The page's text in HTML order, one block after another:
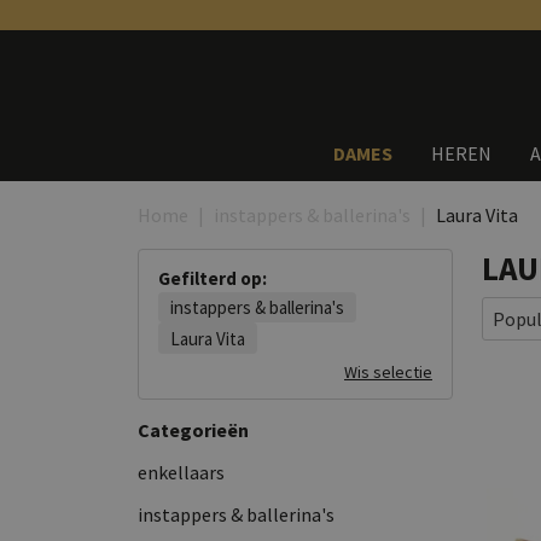
DAMES HEREN
Laura Vita
Gefilterd op:
instappers & ballerina's
Laura Vita
Wis selectie
Categorieën
enkellaars
instappers & ballerina's